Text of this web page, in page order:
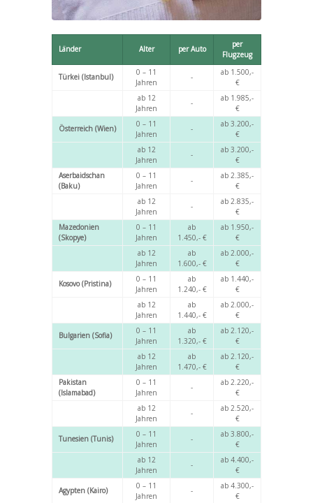
Länder Alter per Auto
per
Flugzeug
Türkei (Istanbul)
0 – 11
Jahren
-
ab 1.500,-
€
ab 12
Jahren
-
ab 1.985,-
€
Österreich (Wien)
0 – 11
Jahren
-
ab 3.200,-
€
ab 12
Jahren
-
ab 3.200,-
€
Aserbaidschan
(Baku)
0 – 11
Jahren
-
ab 2.385,-
€
ab 12
Jahren
-
ab 2.835,-
€
Mazedonien
(Skopye)
0 – 11
Jahren
ab
1.450,- €
ab 1.950,-
€
ab 12
Jahren
ab
1.600,- €
ab 2.000,-
€
Kosovo (Pristina)
0 – 11
Jahren
ab
1.240,- €
ab 1.440,-
€
ab 12
Jahren
ab
1.440,- €
ab 2.000,-
€
Bulgarien (Sofia)
0 – 11
Jahren
ab
1.320,- €
ab 2.120,-
€
ab 12
Jahren
ab
1.470,- €
ab 2.120,-
€
Pakistan
(Islamabad)
0 – 11
Jahren
-
ab 2.220,-
€
ab 12
Jahren
-
ab 2.520,-
€
Tunesien (Tunis)
0 – 11
Jahren
-
ab 3.800,-
€
ab 12
Jahren
-
ab 4.400,-
€
Agypten (Kairo)
0 – 11
Jahren
-
ab 4.300,-
€